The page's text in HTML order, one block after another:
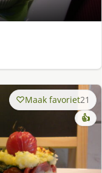
Maak favoriet21
👍